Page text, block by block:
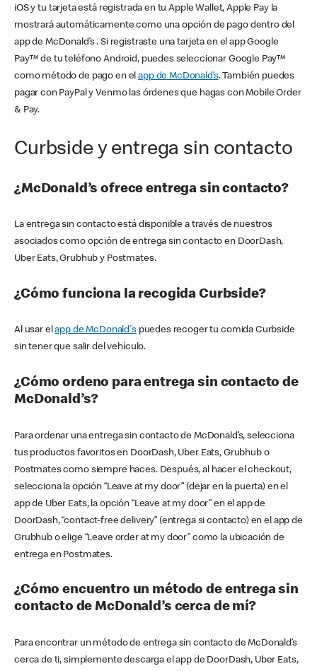
iOS y tu tarjeta está registrada en tu Apple Wallet, Apple Pay la
mostrará automáticamente como una opción de pago dentro del
app de McDonald’s . Si registraste una tarjeta en el app Google
Pay™ de tu teléfono Android, puedes seleccionar Google Pay™
como método de pago en elapp de McDonald’s. También puedes
pagar con PayPal y Venmo las órdenes que hagas con Mobile Order
& Pay.
Curbside y entrega sin contacto
¿McDonald’s ofrece entrega sin contacto?
La entrega sin contacto está disponible a través de nuestros
asociados como opción de entrega sin contacto en DoorDash,
Uber Eats, Grubhub y Postmates.
¿Cómo funciona la recogida Curbside?
Al usar elapp de McDonald'spuedes recoger tu comida Curbside
sin tener que salir del vehículo.
¿Cómo ordeno para entrega sin contacto de
McDonald’s?
Para ordenar una entrega sin contacto de McDonald’s, selecciona
tus productos favoritos en DoorDash, Uber Eats, Grubhub o
Postmates como siempre haces. Después, al hacer el checkout,
selecciona la opción “Leave at my door” (dejar en la puerta) en el
app de Uber Eats, la opción “Leave at my door” en el app de
DoorDash, “contact-free delivery” (entrega si contacto) en el app de
Grubhub o elige “Leave order at my door” como la ubicación de
entrega en Postmates.
¿Cómo encuentro un método de entrega sin
contacto de McDonald’s cerca de mí?
Para encontrar un método de entrega sin contacto de McDonald’s
cerca de ti, simplemente descarga el app de DoorDash, Uber Eats,